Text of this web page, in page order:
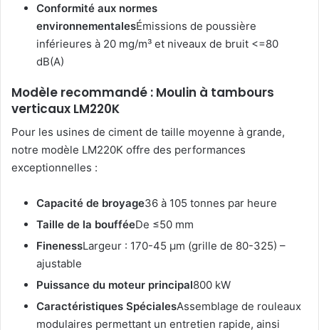
Conformité aux normes
environnementalesÉmissions de poussière
inférieures à 20 mg/m³ et niveaux de bruit <=80
dB(A)
Modèle recommandé : Moulin à tambours
verticaux LM220K
Pour les usines de ciment de taille moyenne à grande,
notre modèle LM220K offre des performances
exceptionnelles :
Capacité de broyage36 à 105 tonnes par heure
Taille de la boufféeDe ≤50 mm
FinenessLargeur : 170-45 µm (grille de 80-325) –
ajustable
Puissance du moteur principal800 kW
Caractéristiques SpécialesAssemblage de rouleaux
modulaires permettant un entretien rapide, ainsi